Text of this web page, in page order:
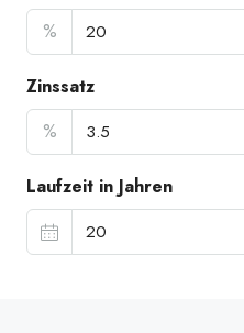
%
Zinssatz
%
Laufzeit in Jahren